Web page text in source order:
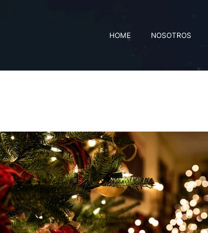
HOME NOSOTROS